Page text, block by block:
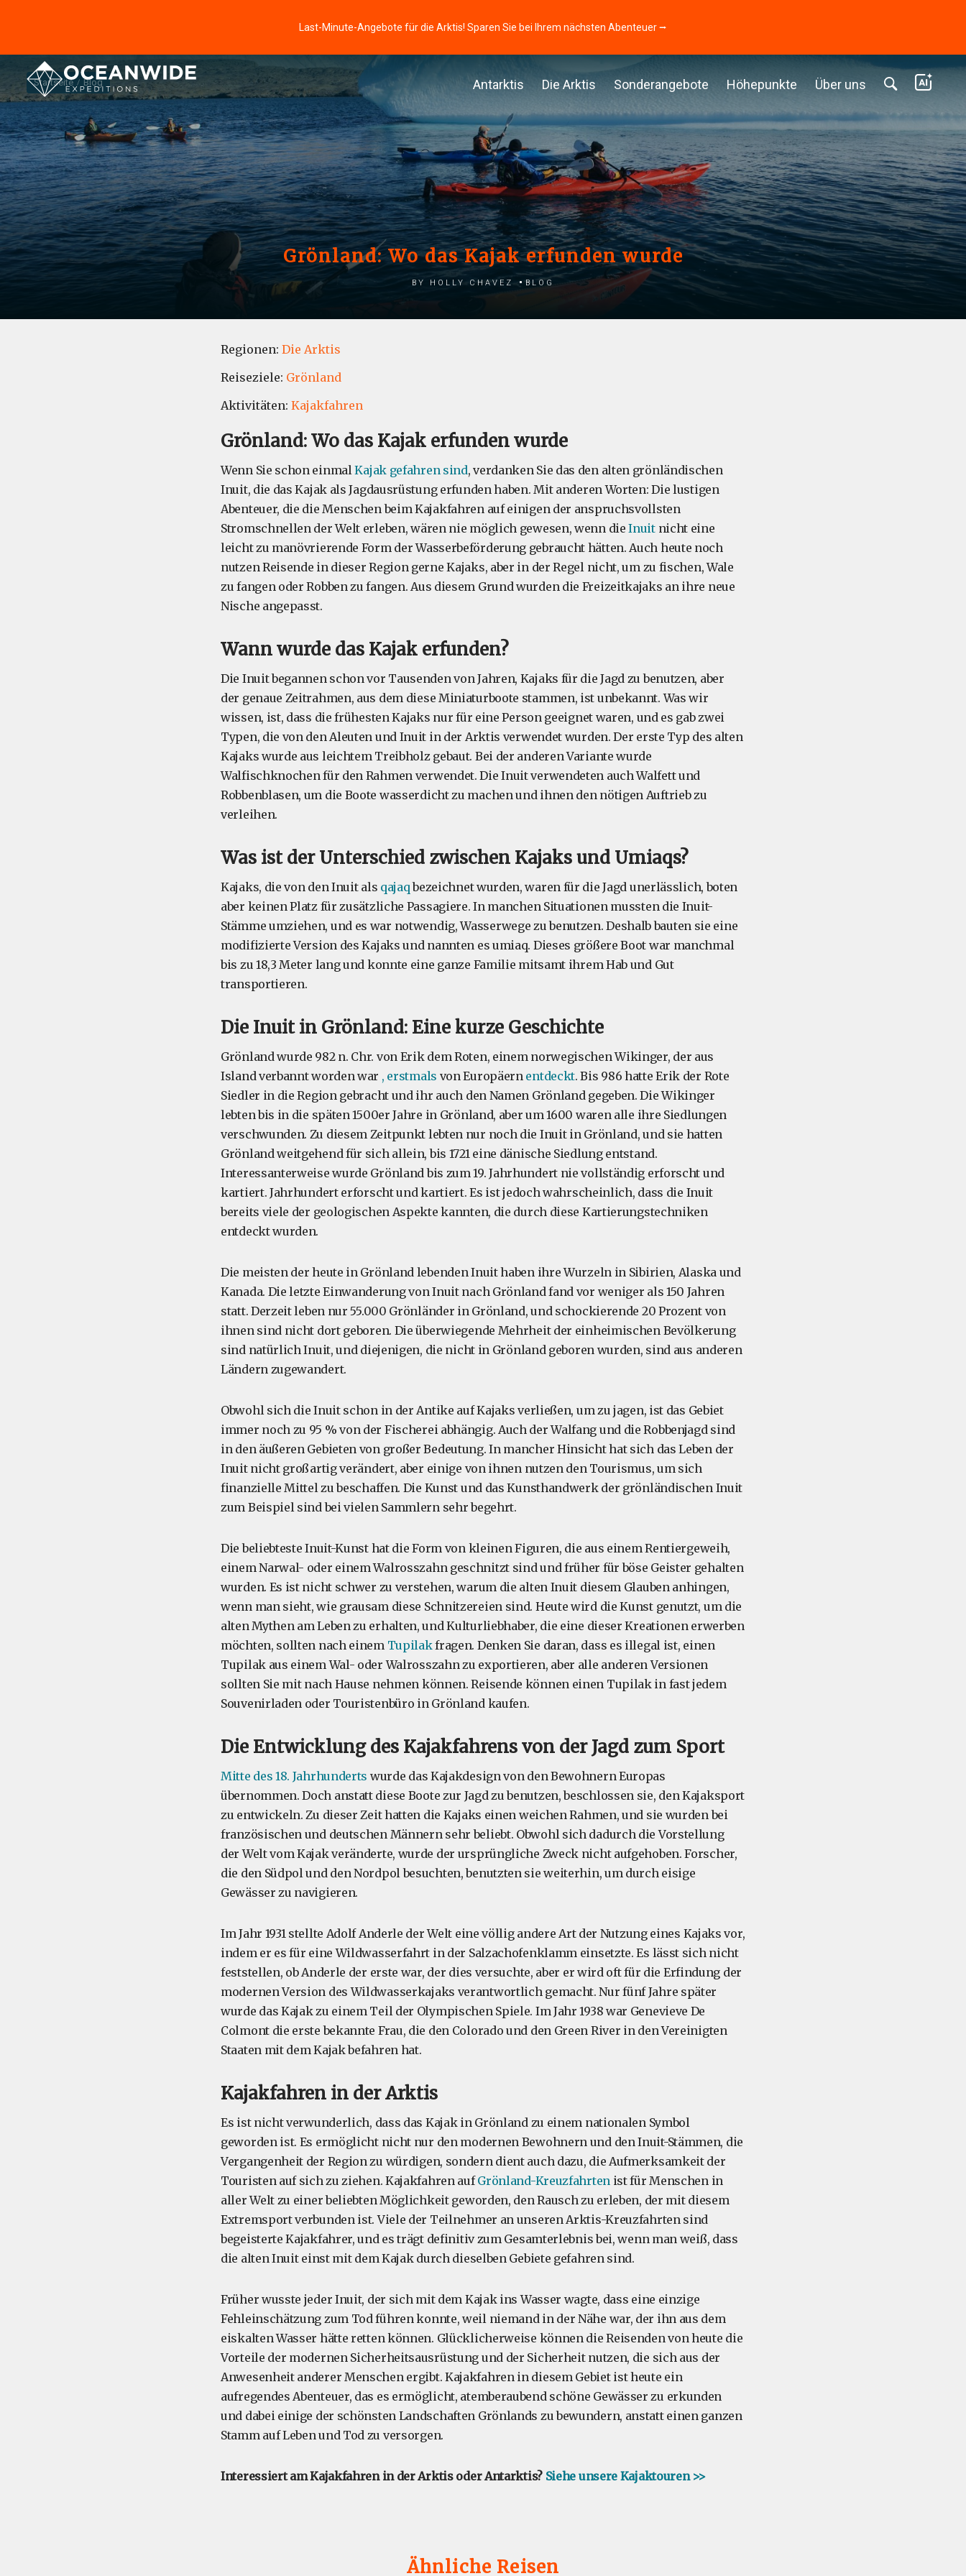
Last-Minute-Angebote für die Arktis! Sparen Sie bei Ihrem nächsten Abenteuer ⭢
Antarktis Die Arktis Sonderangebote Höhepunkte Über uns
Startseite Blog
Grönland: Wo das Kajak erfunden wurde
by Holly Chavez Blog
Regionen: Die Arktis
Reiseziele: Grönland
Aktivitäten: Kajakfahren
Grönland: Wo das Kajak erfunden wurde
Wenn Sie schon einmalKajak gefahren sind, verdanken Sie das den alten grönländischen
Inuit, die das Kajak als Jagdausrüstung erfunden haben. Mit anderen Worten: Die lustigen
Abenteuer, die die Menschen beim Kajakfahren auf einigen der anspruchsvollsten
Stromschnellen der Welt erleben, wären nie möglich gewesen, wenn dieInuitnicht eine
leicht zu manövrierende Form der Wasserbeförderung gebraucht hätten. Auch heute noch
nutzen Reisende in dieser Region gerne Kajaks, aber in der Regel nicht, um zu fischen, Wale
zu fangen oder Robben zu fangen. Aus diesem Grund wurden die Freizeitkajaks an ihre neue
Nische angepasst.
Wann wurde das Kajak erfunden?
Die Inuit begannen schon vor Tausenden von Jahren, Kajaks für die Jagd zu benutzen, aber
der genaue Zeitrahmen, aus dem diese Miniaturboote stammen, ist unbekannt. Was wir
wissen, ist, dass die frühesten Kajaks nur für eine Person geeignet waren, und es gab zwei
Typen, die von den Aleuten und Inuit in der Arktis verwendet wurden. Der erste Typ des alten
Kajaks wurde aus leichtem Treibholz gebaut. Bei der anderen Variante wurde
Walfischknochen für den Rahmen verwendet. Die Inuit verwendeten auch Walfett und
Robbenblasen, um die Boote wasserdicht zu machen und ihnen den nötigen Auftrieb zu
verleihen.
Was ist der Unterschied zwischen Kajaks und Umiaqs?
Kajaks, die von den Inuit als qajaqbezeichnet wurden, waren für die Jagd unerlässlich, boten
aber keinen Platz für zusätzliche Passagiere. In manchen Situationen mussten die Inuit-
Stämme umziehen, und es war notwendig, Wasserwege zu benutzen. Deshalb bauten sie eine
modifizierte Version des Kajaks und nannten es umiaq. Dieses größere Boot war manchmal
bis zu 18,3 Meter lang und konnte eine ganze Familie mitsamt ihrem Hab und Gut
transportieren.
Die Inuit in Grönland: Eine kurze Geschichte
Grönland wurde 982 n. Chr. von Erik dem Roten, einem norwegischen Wikinger, der aus
Island verbannt worden war , erstmals von Europäern entdeckt. Bis 986 hatte Erik der Rote
Siedler in die Region gebracht und ihr auch den Namen Grönland gegeben. Die Wikinger
lebten bis in die späten 1500er Jahre in Grönland, aber um 1600 waren alle ihre Siedlungen
verschwunden. Zu diesem Zeitpunkt lebten nur noch die Inuit in Grönland, und sie hatten
Grönland weitgehend für sich allein, bis 1721 eine dänische Siedlung entstand.
Interessanterweise wurde Grönland bis zum 19. Jahrhundert nie vollständig erforscht und
kartiert. Jahrhundert erforscht und kartiert. Es ist jedoch wahrscheinlich, dass die Inuit
bereits viele der geologischen Aspekte kannten, die durch diese Kartierungstechniken
entdeckt wurden.
Die meisten der heute in Grönland lebenden Inuit haben ihre Wurzeln in Sibirien, Alaska und
Kanada. Die letzte Einwanderung von Inuit nach Grönland fand vor weniger als 150 Jahren
statt. Derzeit leben nur 55.000 Grönländer in Grönland, und schockierende 20 Prozent von
ihnen sind nicht dort geboren. Die überwiegende Mehrheit der einheimischen Bevölkerung
sind natürlich Inuit, und diejenigen, die nicht in Grönland geboren wurden, sind aus anderen
Ländern zugewandert.
Obwohl sich die Inuit schon in der Antike auf Kajaks verließen, um zu jagen, ist das Gebiet
immer noch zu 95 % von der Fischerei abhängig. Auch der Walfang und die Robbenjagd sind
in den äußeren Gebieten von großer Bedeutung. In mancher Hinsicht hat sich das Leben der
Inuit nicht großartig verändert, aber einige von ihnen nutzen den Tourismus, um sich
finanzielle Mittel zu beschaffen. Die Kunst und das Kunsthandwerk der grönländischen Inuit
zum Beispiel sind bei vielen Sammlern sehr begehrt.
Die beliebteste Inuit-Kunst hat die Form von kleinen Figuren, die aus einem Rentiergeweih,
einem Narwal- oder einem Walrosszahn geschnitzt sind und früher für böse Geister gehalten
wurden. Es ist nicht schwer zu verstehen, warum die alten Inuit diesem Glauben anhingen,
wenn man sieht, wie grausam diese Schnitzereien sind. Heute wird die Kunst genutzt, um die
alten Mythen am Leben zu erhalten, und Kulturliebhaber, die eine dieser Kreationen erwerben
möchten, sollten nach einem Tupilakfragen. Denken Sie daran, dass es illegal ist, einen
Tupilak aus einem Wal- oder Walrosszahn zu exportieren, aber alle anderen Versionen
sollten Sie mit nach Hause nehmen können. Reisende können einen Tupilak in fast jedem
Souvenirladen oder Touristenbüro in Grönland kaufen.
Die Entwicklung des Kajakfahrens von der Jagd zum Sport
Mitte des 18. Jahrhunderts wurde das Kajakdesign von den Bewohnern Europas
übernommen. Doch anstatt diese Boote zur Jagd zu benutzen, beschlossen sie, den Kajaksport
zu entwickeln. Zu dieser Zeit hatten die Kajaks einen weichen Rahmen, und sie wurden bei
französischen und deutschen Männern sehr beliebt. Obwohl sich dadurch die Vorstellung
der Welt vom Kajak veränderte, wurde der ursprüngliche Zweck nicht aufgehoben. Forscher,
die den Südpol und den Nordpol besuchten, benutzten sie weiterhin, um durch eisige
Gewässer zu navigieren.
Im Jahr 1931 stellte Adolf Anderle der Welt eine völlig andere Art der Nutzung eines Kajaks vor,
indem er es für eine Wildwasserfahrt in der Salzachofenklamm einsetzte. Es lässt sich nicht
feststellen, ob Anderle der erste war, der dies versuchte, aber er wird oft für die Erfindung der
modernen Version des Wildwasserkajaks verantwortlich gemacht. Nur fünf Jahre später
wurde das Kajak zu einem Teil der Olympischen Spiele. Im Jahr 1938 war Genevieve De
Colmont die erste bekannte Frau, die den Colorado und den Green River in den Vereinigten
Staaten mit dem Kajak befahren hat.
Kajakfahren in der Arktis
Es ist nicht verwunderlich, dass das Kajak in Grönland zu einem nationalen Symbol
geworden ist. Es ermöglicht nicht nur den modernen Bewohnern und den Inuit-Stämmen, die
Vergangenheit der Region zu würdigen, sondern dient auch dazu, die Aufmerksamkeit der
Touristen auf sich zu ziehen. Kajakfahren aufGrönland-Kreuzfahrtenist für Menschen in
aller Welt zu einer beliebten Möglichkeit geworden, den Rausch zu erleben, der mit diesem
Extremsport verbunden ist. Viele der Teilnehmer an unseren Arktis-Kreuzfahrten sind
begeisterte Kajakfahrer, und es trägt definitiv zum Gesamterlebnis bei, wenn man weiß, dass
die alten Inuit einst mit dem Kajak durch dieselben Gebiete gefahren sind.
Früher wusste jeder Inuit, der sich mit dem Kajak ins Wasser wagte, dass eine einzige
Fehleinschätzung zum Tod führen konnte, weil niemand in der Nähe war, der ihn aus dem
eiskalten Wasser hätte retten können. Glücklicherweise können die Reisenden von heute die
Vorteile der modernen Sicherheitsausrüstung und der Sicherheit nutzen, die sich aus der
Anwesenheit anderer Menschen ergibt. Kajakfahren in diesem Gebiet ist heute ein
aufregendes Abenteuer, das es ermöglicht, atemberaubend schöne Gewässer zu erkunden
und dabei einige der schönsten Landschaften Grönlands zu bewundern, anstatt einen ganzen
Stamm auf Leben und Tod zu versorgen.
Interessiert am Kajakfahren in der Arktis oder Antarktis? Siehe unsere Kajaktouren >>
Ähnliche Reisen